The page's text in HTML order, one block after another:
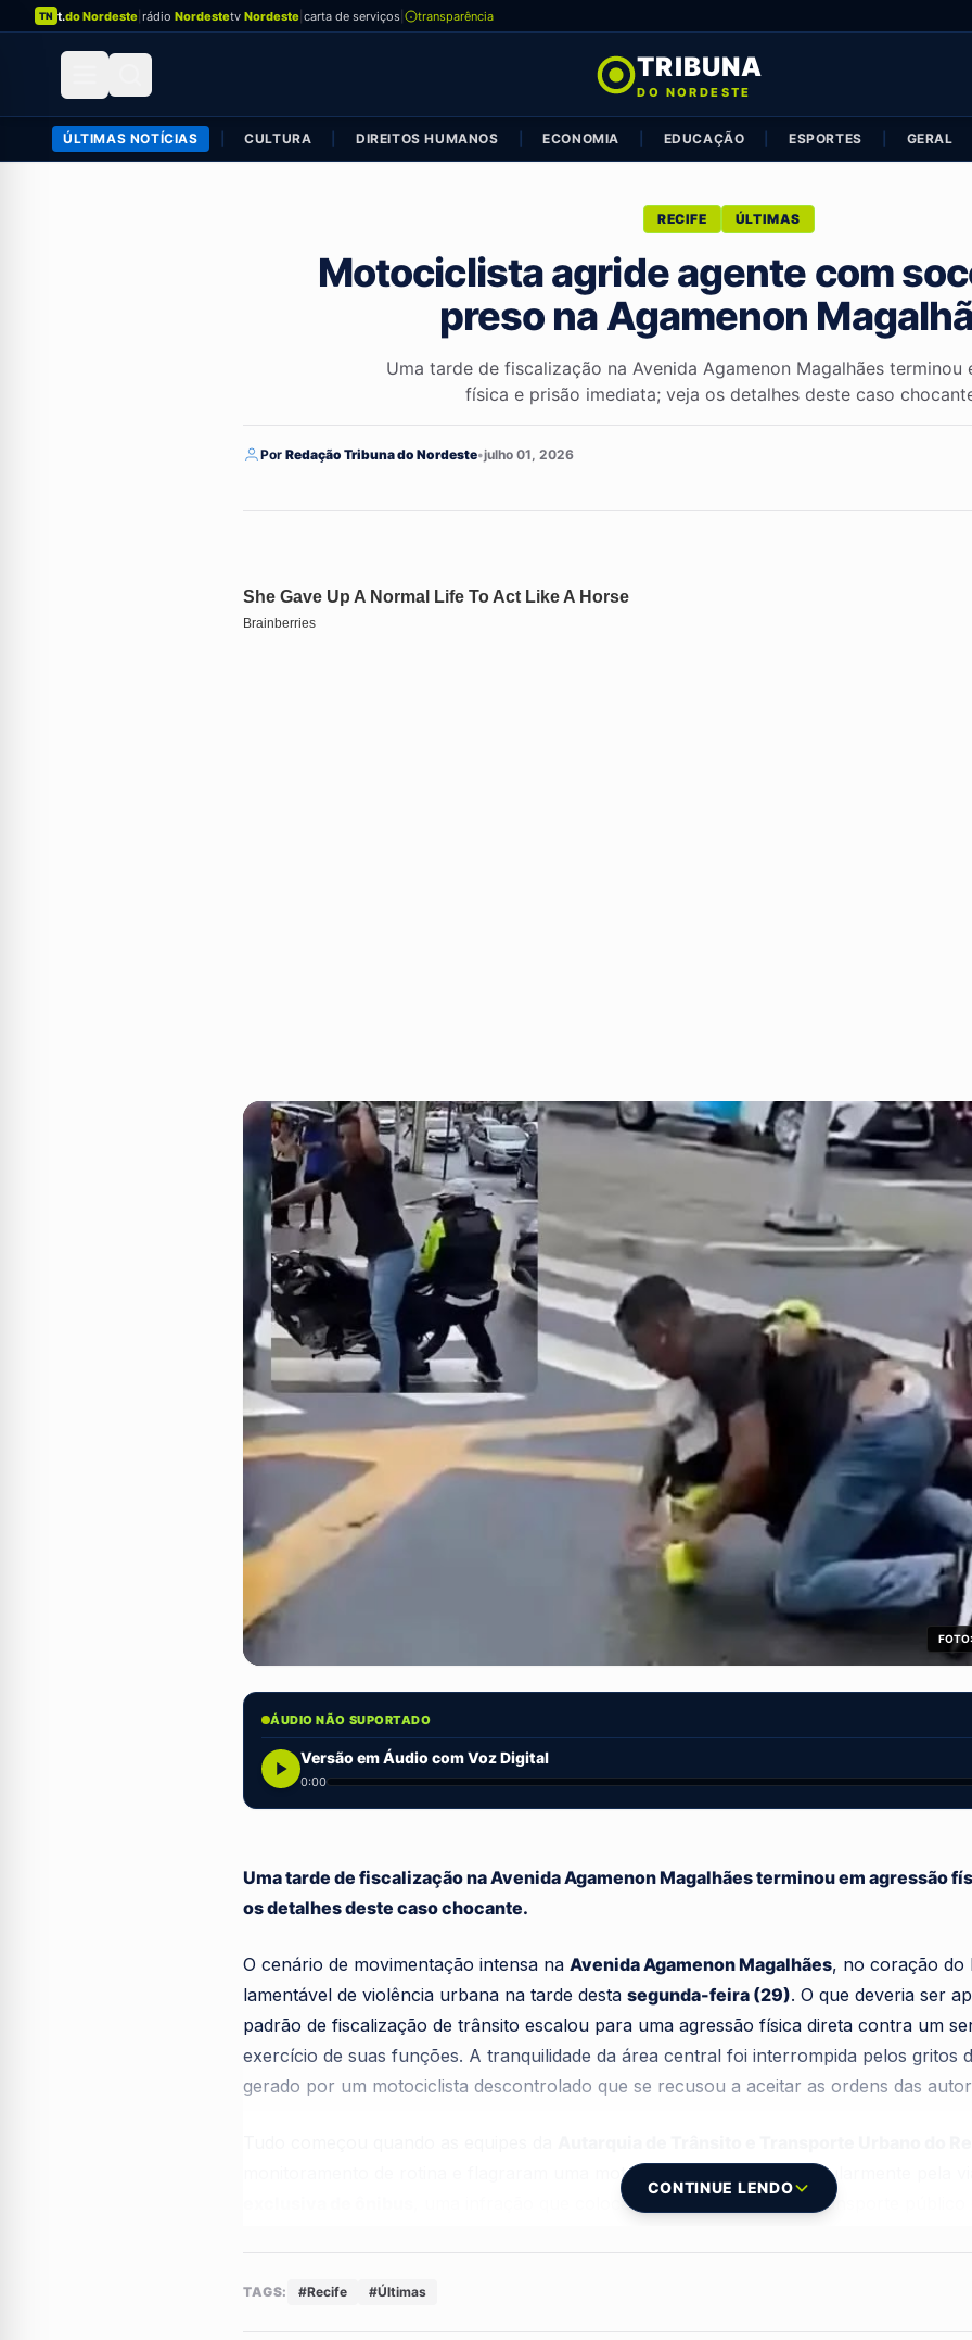
TN t.do Nordeste rádio Nordestetv Nordeste carta de serviços transparência
TRIBUNA
DO NORDESTE
ÚLTIMAS NOTÍCIAS CULTURA DIREITOS HUMANOS ECONOMIA EDUCAÇÃO ESPORTES GERAL
RECIFE ÚLTIMAS
Motociclista agride agente com
preso na Agamenon
Uma tarde de fiscalização na Avenida Agamenon Magalhães terminou
física e prisão imediata; veja os detalhes deste caso
Por Redação Tribuna do Nordeste•julho 01, 2026
ÁUDIO NÃO SUPORTADO
Versão em Áudio com Voz Digital
0:00
Uma tarde de fiscalização na Avenida Agamenon Magalhães terminou em agressão
os detalhes deste caso chocante.
O cenário de movimentação intensa na Avenida Agamenon Magalhães, no coração do
lamentável de violência urbana na tarde desta segunda-feira (29). O que deveria ser
padrão de fiscalização de trânsito escalou para uma agressão física direta contra um
exercício de suas funções. A tranquilidade da área central foi interrompida pelos gritos
gerado por um motociclista descontrolado que se recusou a aceitar as ordens das
monitoramento de rotina e flagraram uma motocicleta trafegando irregularmente pela
, uma infração que coloca em risco a fluidez do transporte público
movimentada.
CONTINUE LENDO
TAGS: #Recife #Últimas